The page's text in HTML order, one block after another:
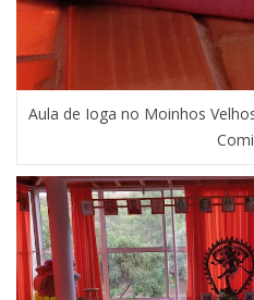
Aula de Ioga no Moinhos